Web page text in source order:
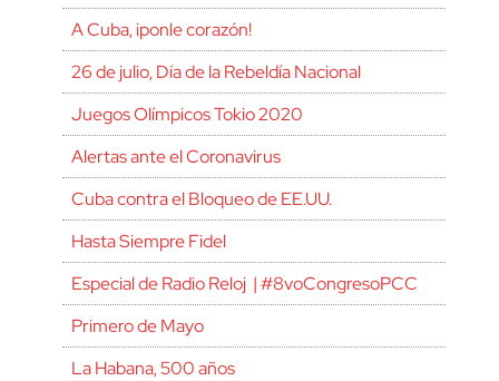
A Cuba, ¡ponle corazón!
26 de julio, Día de la Rebeldía Nacional
Juegos Olímpicos Tokio 2020
Alertas ante el Coronavirus
Cuba contra el Bloqueo de EE.UU.
Hasta Siempre Fidel
Especial de Radio Reloj | #8voCongresoPCC
Primero de Mayo
La Habana, 500 años